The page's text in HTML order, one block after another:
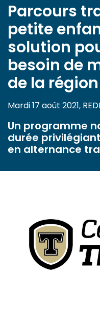
Parcours
petite
solution
besoin de
de la région
Mardi 17 août 2021,
Un programme
durée
en alternance